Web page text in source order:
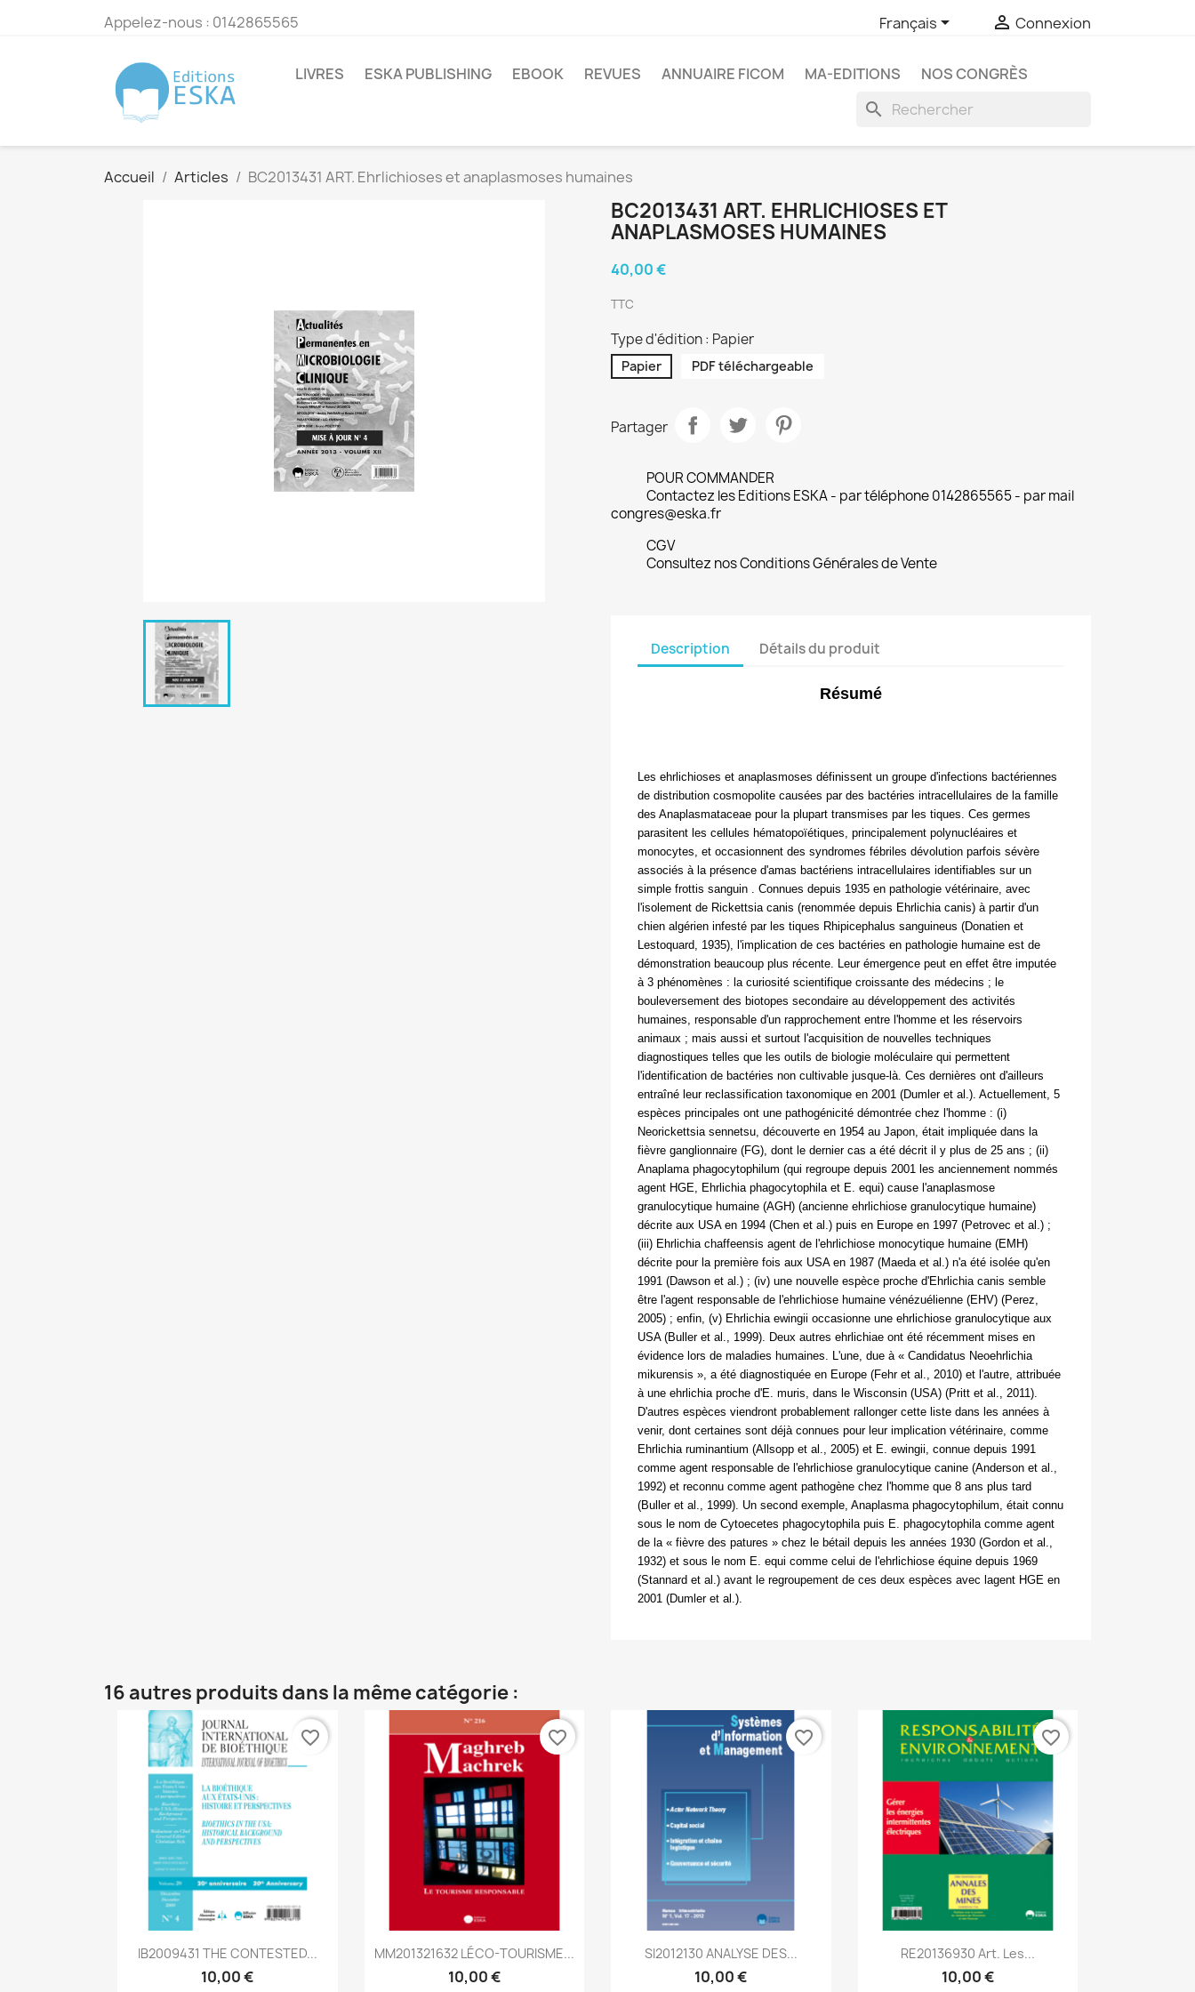
Appelez-nous : 0142865565 Français  Connexion
LIVRES ESKA PUBLISHING EBOOK REVUES ANNUAIRE FICOM MA-EDITIONS NOS CONGRÈS
search
Accueil Articles BC2013431 ART. Ehrlichioses et anaplasmoses humaines
BC2013431 ART. EHRLICHIOSES ET
ANAPLASMOSES HUMAINES
40,00 €
TTC
Type d'édition : Papier
Papier PDF téléchargeable
Partager
POUR COMMANDER
Contactez les Editions ESKA - par téléphone 0142865565 - par mail
congres@eska.fr
CGV
Consultez nos Conditions Générales de Vente
Description Détails du produit
Résumé
Les ehrlichioses et anaplasmoses définissent un groupe d'infections bactériennes
de distribution cosmopolite causées par des bactéries intracellulaires de la famille
des Anaplasmataceae pour la plupart transmises par les tiques. Ces germes
parasitent les cellules hématopoïétiques, principalement polynucléaires et
monocytes, et occasionnent des syndromes fébriles dévolution parfois sévère
associés à la présence d'amas bactériens intracellulaires identifiables sur un
simple frottis sanguin . Connues depuis 1935 en pathologie vétérinaire, avec
l'isolement de Rickettsia canis (renommée depuis Ehrlichia canis) à partir d'un
chien algérien infesté par les tiques Rhipicephalus sanguineus (Donatien et
Lestoquard, 1935), l'implication de ces bactéries en pathologie humaine est de
démonstration beaucoup plus récente. Leur émergence peut en effet être imputée
à 3 phénomènes : la curiosité scientifique croissante des médecins ; le
bouleversement des biotopes secondaire au développement des activités
humaines, responsable d'un rapprochement entre l'homme et les réservoirs
animaux ; mais aussi et surtout l'acquisition de nouvelles techniques
diagnostiques telles que les outils de biologie moléculaire qui permettent
l'identification de bactéries non cultivable jusque-là. Ces dernières ont d'ailleurs
entraîné leur reclassification taxonomique en 2001 (Dumler et al.). Actuellement, 5
espèces principales ont une pathogénicité démontrée chez l'homme : (i)
Neorickettsia sennetsu, découverte en 1954 au Japon, était impliquée dans la
fièvre ganglionnaire (FG), dont le dernier cas a été décrit il y plus de 25 ans ; (ii)
Anaplama phagocytophilum (qui regroupe depuis 2001 les anciennement nommés
agent HGE, Ehrlichia phagocytophila et E. equi) cause l'anaplasmose
granulocytique humaine (AGH) (ancienne ehrlichiose granulocytique humaine)
décrite aux USA en 1994 (Chen et al.) puis en Europe en 1997 (Petrovec et al.) ;
(iii) Ehrlichia chaffeensis agent de l'ehrlichiose monocytique humaine (EMH)
décrite pour la première fois aux USA en 1987 (Maeda et al.) n'a été isolée qu'en
1991 (Dawson et al.) ; (iv) une nouvelle espèce proche d'Ehrlichia canis semble
être l'agent responsable de l'ehrlichiose humaine vénézuélienne (EHV) (Perez,
2005) ; enfin, (v) Ehrlichia ewingii occasionne une ehrlichiose granulocytique aux
USA (Buller et al., 1999). Deux autres ehrlichiae ont été récemment mises en
évidence lors de maladies humaines. L'une, due à « Candidatus Neoehrlichia
mikurensis », a été diagnostiquée en Europe (Fehr et al., 2010) et l'autre, attribuée
à une ehrlichia proche d'E. muris, dans le Wisconsin (USA) (Pritt et al., 2011).
D'autres espèces viendront probablement rallonger cette liste dans les années à
venir, dont certaines sont déjà connues pour leur implication vétérinaire, comme
Ehrlichia ruminantium (Allsopp et al., 2005) et E. ewingii, connue depuis 1991
comme agent responsable de l'ehrlichiose granulocytique canine (Anderson et al.,
1992) et reconnu comme agent pathogène chez l'homme que 8 ans plus tard
(Buller et al., 1999). Un second exemple, Anaplasma phagocytophilum, était connu
sous le nom de Cytoecetes phagocytophila puis E. phagocytophila comme agent
de la « fièvre des patures » chez le bétail depuis les années 1930 (Gordon et al.,
1932) et sous le nom E. equi comme celui de l'ehrlichiose équine depuis 1969
(Stannard et al.) avant le regroupement de ces deux espèces avec lagent HGE en
2001 (Dumler et al.).
16 autres produits dans la même catégorie :
Aperçu rapide
IB2009431 THE CONTESTED...
10,00 €
favorite_border
Aperçu rapide
MM201321632 LÉCO-TOURISME...
10,00 €
favorite_border
Aperçu rapide
SI2012130 ANALYSE DES...
10,00 €
favorite_border
Aperçu rapide
RE20136930 Art. Les...
10,00 €
favorite_border